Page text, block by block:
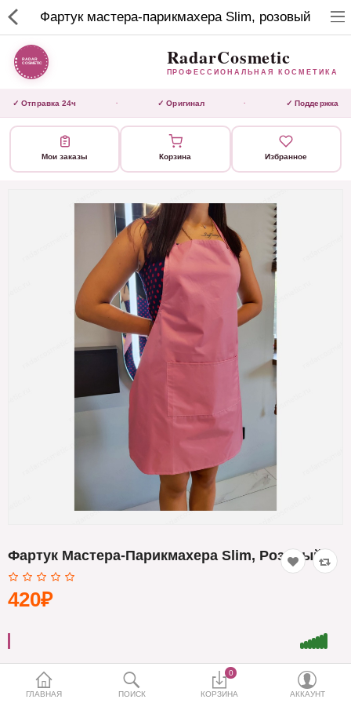
RadarCosmetic
КОСМЕТИКА
✕
Активаторы
Ботокс
ВЫТЯЖКИ
Завершающие маски 3 шаг
Инструмент
Нанопластика
✓ Отправка 24ч · ✓ Оригинал · ✓ Поддержка
ГЛАВНАЯ ПОИСК
0
КОРЗИНА АККАУНТ
Фартук мастера-парикмахера Slim, розовый
RadarCosmetic
ПРОФЕССИОНАЛЬНАЯ КОСМЕТИКА
✓ Отправка 24ч · ✓ Оригинал · ✓ Поддержка
Мои заказы Корзина Избранное
Фартук Мастера-Парикмахера Slim, Розовый
420₽
Количество
1 шт. 2 шт.